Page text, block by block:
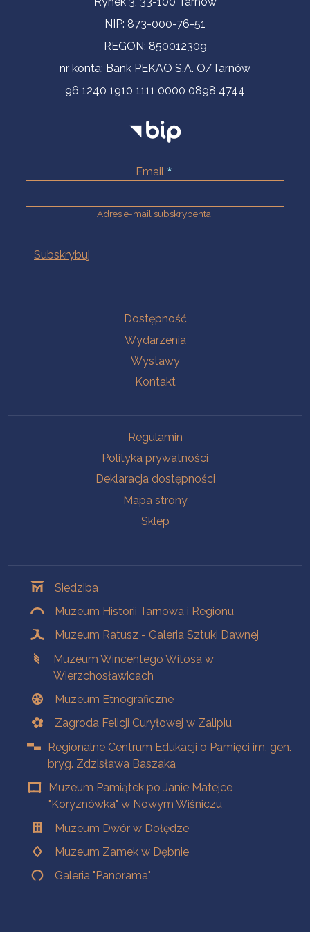
NIP: 873-000-76-51
REGON: 850012309
nr konta: Bank PEKAO S.A. O/Tarnów
96 1240 1910 1111 0000 0898 4744
Email
Adres e-mail subskrybenta.
Dostępność
Wydarzenia
Wystawy
Kontakt
Regulamin
Polityka prywatności
Deklaracja dostępności
Mapa strony
Sklep
Siedziba
Muzeum Historii Tarnowa i Regionu
Muzeum Ratusz - Galeria Sztuki Dawnej
Muzeum Wincentego Witosa w
Wierzchosławicach
Muzeum Etnograficzne
Zagroda Felicji Curyłowej w Zalipiu
Regionalne Centrum Edukacji o Pamięci im. gen.
bryg. Zdzisława Baszaka
Muzeum Pamiątek po Janie Matejce
"Koryznówka" w Nowym Wiśniczu
Muzeum Dwór w Dołędze
Muzeum Zamek w Dębnie
Galeria "Panorama"